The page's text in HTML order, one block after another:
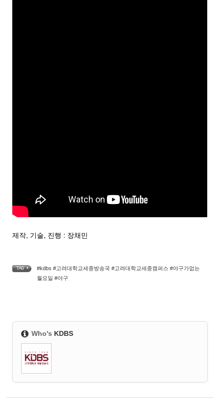
제작, 기술, 진행 : 장채민
TAG •
#kdbs #고려대학교세종방송국 #고려대학교세종캠퍼스 #야구가없는
월요일 #야구
Who's KDBS